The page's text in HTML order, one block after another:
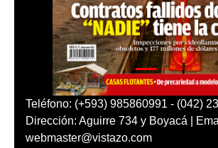
Teléfono: (+593) 985860991 - (042)
Dirección: Aguirre 734 y Boyacá |
webmaster@vistazo.com